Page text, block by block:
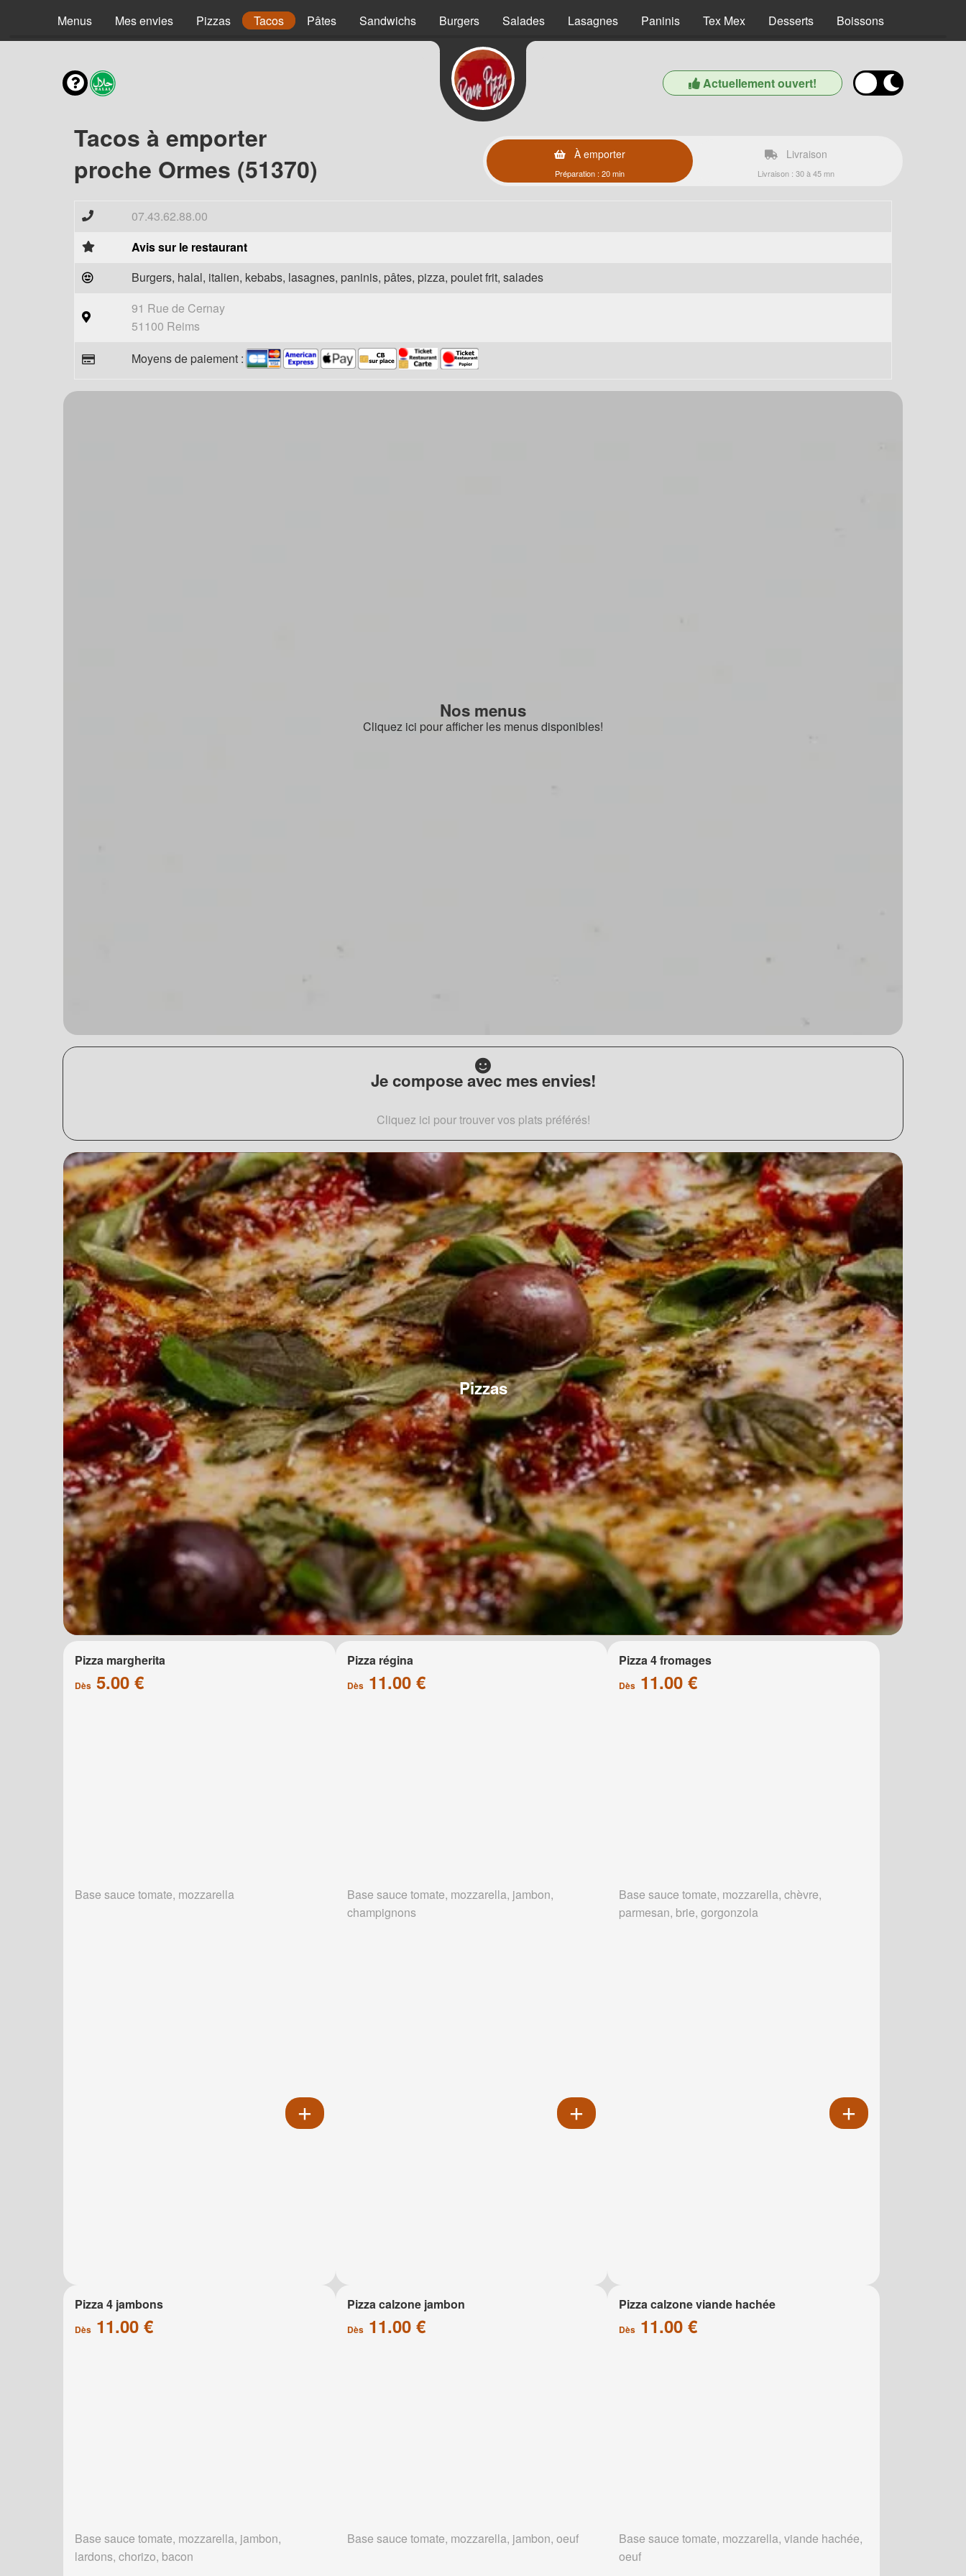
Menus Mes envies Pizzas Tacos Pâtes Sandwichs Burgers Salades Lasagnes Paninis Tex Mex Desserts Boissons
Actuellement ouvert!
Tacos à emporter
proche Ormes (51370)
À emporter
Préparation : 20 min
Livraison
Livraison : 30 à 45 mn
07.43.62.88.00
Avis sur le restaurant
Burgers, halal, italien, kebabs, lasagnes, paninis, pâtes, pizza, poulet frit, salades
91 Rue de Cernay
51100 Reims
Moyens de paiement :
Nos menus
Cliquez ici pour afficher les menus disponibles!
Je compose avec mes envies!
Cliquez ici pour trouver vos plats préférés!
Pizzas
Pizza margherita
Dès 5.00 €
Base sauce tomate, mozzarella
Pizza régina
Dès11.00 €
Base sauce tomate, mozzarella, jambon,
champignons
Pizza 4 fromages
Dès 11.00 €
Base sauce tomate, mozzarella, chèvre,
parmesan, brie, gorgonzola
Pizza 4 jambons
Dès 11.00 €
Base sauce tomate, mozzarella, jambon,
lardons, chorizo, bacon
Pizza calzone jambon
Dès11.00 €
Base sauce tomate, mozzarella, jambon, oeuf
Pizza calzone viande hachée
Dès 11.00 €
Base sauce tomate, mozzarella, viande hachée,
oeuf